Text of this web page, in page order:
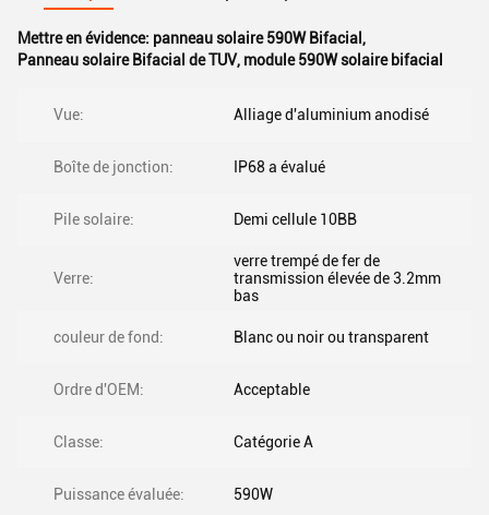
Mettre en évidence: panneau solaire 590W Bifacial ,
Panneau solaire Bifacial de TUV, module 590W solaire bifacial
Vue: Alliage d'aluminium anodisé
Boîte de jonction: IP68 a évalué
Pile solaire: Demi cellule 10BB
Verre:
verre trempé de fer de
transmission élevée de 3.2mm
bas
couleur de fond: Blanc ou noir ou transparent
Ordre d'OEM: Acceptable
Classe: Catégorie A
Puissance évaluée: 590W